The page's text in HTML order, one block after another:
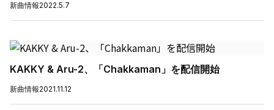
新曲情報2022.5.7
KAKKY & Aru-2、「Chakkaman」を配信開始
新曲情報2021.11.12